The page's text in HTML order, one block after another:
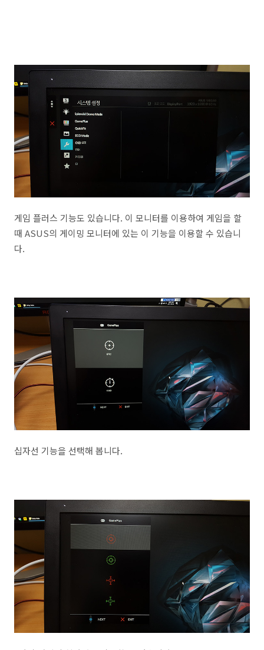
게임 플러스 기능도 있습니다. 이 모니터를 이용하여 게임을 할
때 ASUS의 게이밍 모니터에 있는 이 기능을 이용할 수 있습니
다.
십자선 기능을 선택해 봅니다.